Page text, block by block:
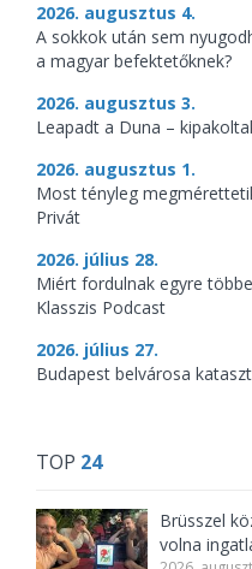
2026. augusztus 4.
A sokkok után sem
a magyar befektetőknek?
2026. augusztus 3.
Leapadt a Duna –
2026. augusztus 1.
Most tényleg
Privát
2026. július 28.
Miért fordulnak egyre
Klasszis Podcast
2026. július 27.
Budapest belvárosa
TOP 24
Brüsszel
volna